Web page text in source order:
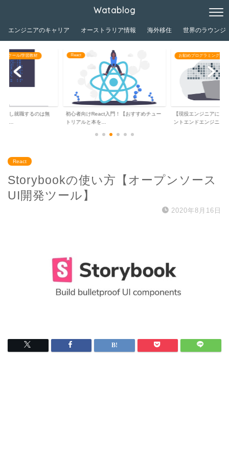
Watablog
エンジニアのキャリア オーストラリア情報 海外移住 世界のラウンジ
スクール/学習教材
学し就職するのは無
React
初心者向けReact入門！【おすすめチュー
トリアルと本を...
お勧めプログラミングスク
【現役エンジニアによ
ントエンドエンジニ...
React
Storybookの使い方【オープンソース
UI開発ツール】
2020年8月16日